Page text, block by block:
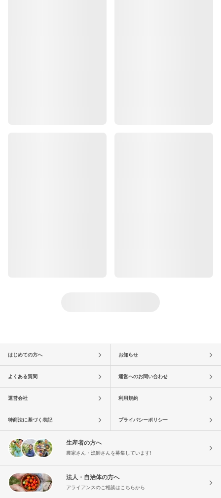
はじめての方へ お知らせ
よくある質問 運営へのお問い合わせ
運営会社 利用規約
特商法に基づく表記 プライバシーポリシー
生産者の方へ
農家さん・漁師さんを募集しています!
法人・自治体の方へ
アライアンスのご相談はこちらから